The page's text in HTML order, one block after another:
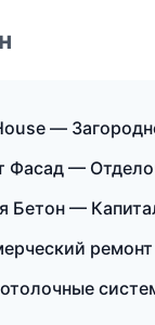
—
Фасад —
Бетон —
ремонт